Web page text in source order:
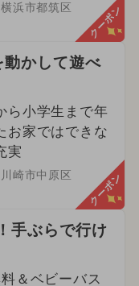
浜市都筑区 クーポン
かして遊べ
ら小学生まで年
お家ではできな
実
崎市中原区 クーポン
手ぶらで行け
＆ベビーバス